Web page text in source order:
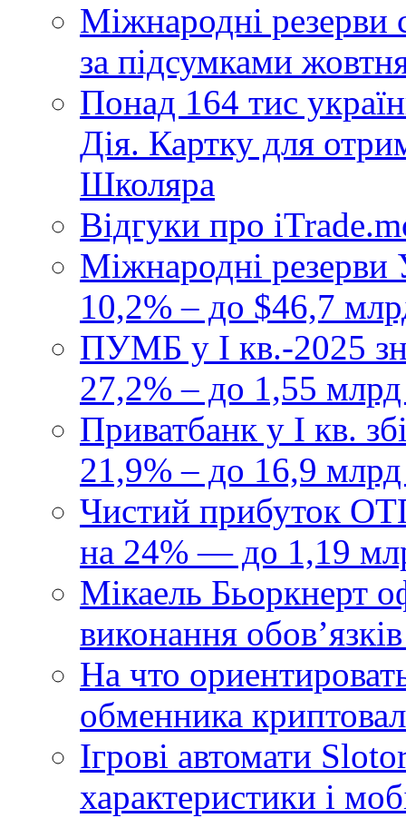
Міжнародні
за підсумками
Понад 164 тис
Дія. Картку для
Школяра
Відгуки про
Міжнародні резерви
10,2% – до $46,7
ПУМБ у I кв.-2025
27,2% – до 1,55
Приватбанк у І кв.
21,9% – до 16,9
Чистий прибуток
на 24% — до 1,19
Мікаель Бьоркнерт
виконання
На что
обменника
Ігрові автомати
характеристики і